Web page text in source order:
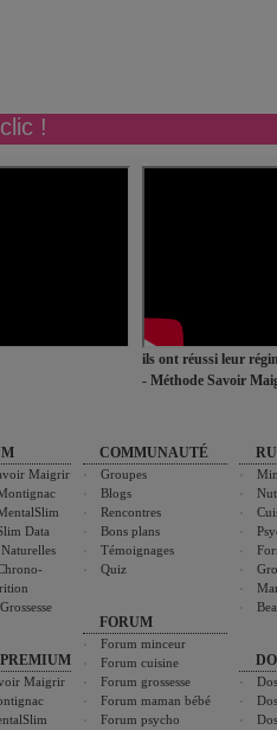
!
ils ont réussi leur
- Méthode Savoir
Maigrir
Data
Maigrir
COMMUNAUTÉ
Groupes
Blogs
Rencontres
Bons plans
Témoignages
Quiz
FORUM
Forum minceur
Forum cuisine
Forum grossesse
Forum maman bébé
Forum psycho